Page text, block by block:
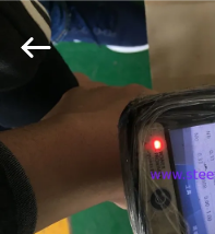
HAUS
PRODUKTE
2025
Yuhong
Co.,Ltd.